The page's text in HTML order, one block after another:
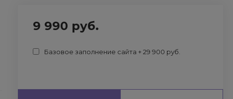
9 990 руб.
Базовое заполнение сайта + 29 900 руб.